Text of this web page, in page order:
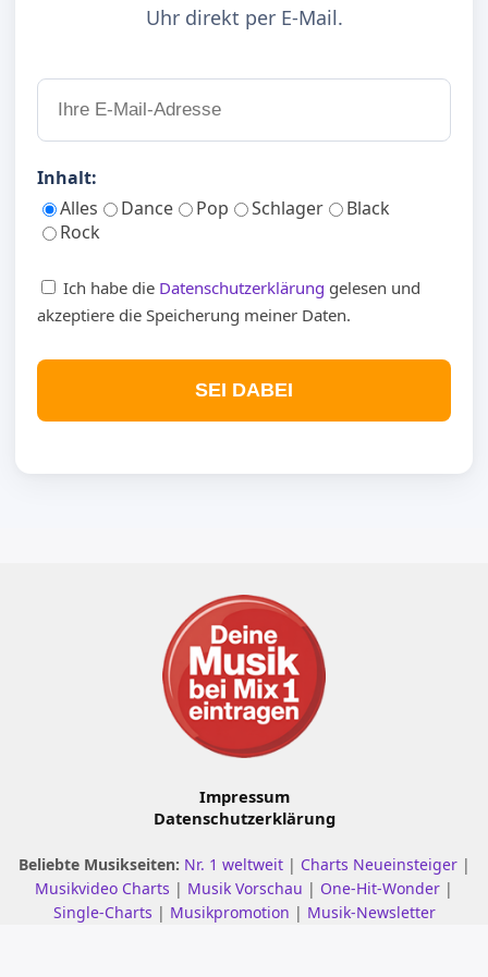
Uhr direkt per E-Mail.
Inhalt:
Alles
Dance Pop Schlager
Black
Rock
Ich habe die Datenschutzerklärung gelesen und
akzeptiere die Speicherung meiner Daten.
SEI DABEI
Impressum
Datenschutzerklärung
Beliebte Musikseiten: Nr. 1 weltweit | Charts Neueinsteiger |
Musikvideo Charts | Musik Vorschau | One-Hit-Wonder |
Single-Charts | Musikpromotion | Musik-Newsletter